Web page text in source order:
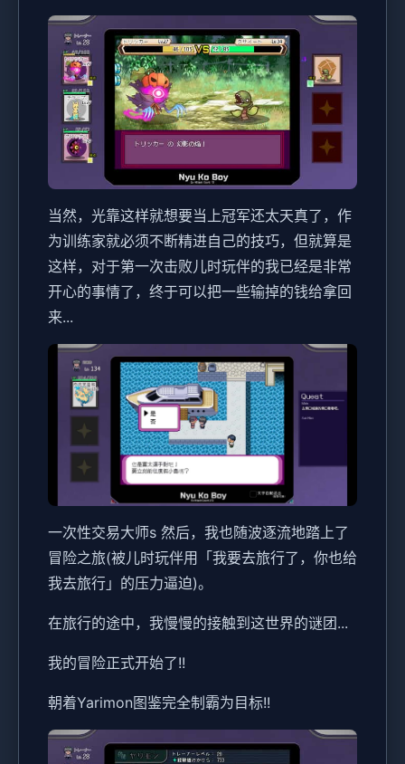
当然，光靠这样就想要当上冠军还太天真了，作
为训练家就必须不断精进自己的技巧，但就算是
这样，对于第一次击败儿时玩伴的我已经是非常
开心的事情了，终于可以把一些输掉的钱给拿回
来...
一次性交易大师s 然后，我也随波逐流地踏上了
冒险之旅(被儿时玩伴用「我要去旅行了，你也给
我去旅行」的压力逼迫)。
在旅行的途中，我慢慢的接触到这世界的谜团...
我的冒险正式开始了!!
朝着Yarimon图鉴完全制霸为目标!!